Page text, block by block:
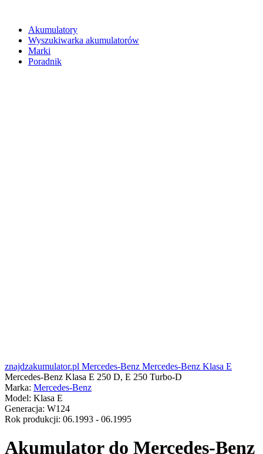
Akumulatory
Wyszukiwarka akumulatorów
Marki
Poradnik
znajdzakumulator.pl Mercedes-Benz Mercedes-Benz Klasa E
Mercedes-Benz Klasa E 250 D, E 250 Turbo-D
Marka: Mercedes-Benz
Model: Klasa E
Generacja: W124
Rok produkcji: 06.1993 - 06.1995
Akumulator do Mercedes-Benz